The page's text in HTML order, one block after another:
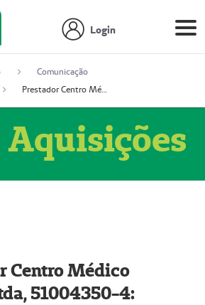
Login
Comunicação
Prestador Centro Médico Vitória Ltda, 51004350-4: Centro Médico Vitória Ltda (Nome Fantasia: Policlínica Master)
Aquisições
Centro Médico
51004350-4: